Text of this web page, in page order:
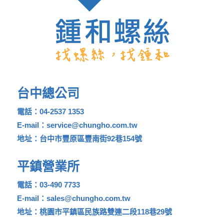
台中總公司
電話：04-2537 1353
E-mail：service@chungho.com.tw
地址：台中市豐原區豐南街92巷154號
平鎮營業所
電話：03-490 7733
E-mail：sales@chungho.com.tw
地址：桃園市平鎮區民族路雙連二段118巷29號